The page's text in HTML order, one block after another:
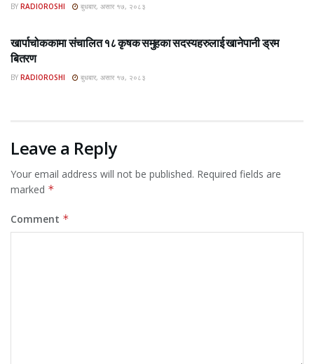
BY RADIOROSHI बुधबार, असार १७, २०८३
खार्पाचोककामा संचालित १८ कृषक समुहका सदस्यहरुलाई खानेपानी ड्रम
बितरण
BY RADIOROSHI बुधबार, असार १७, २०८३
Leave a Reply
Your email address will not be published. Required fields are
marked *
Comment *